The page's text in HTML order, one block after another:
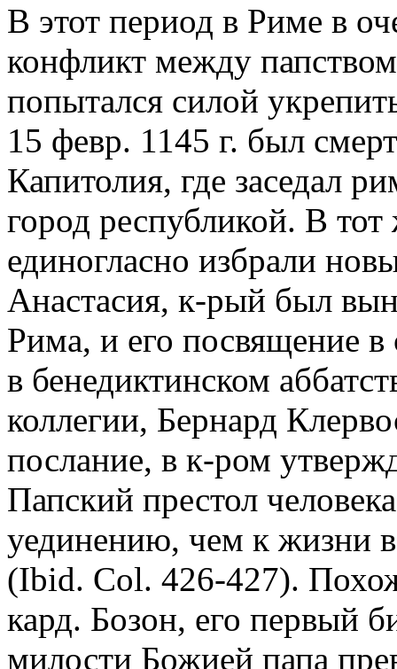
В этот период в Риме в
конфликт между
попытался силой
15 февр. 1145 г. был
Капитолия, где заседал
город республикой. В
единогласно избрали
Анастасия, к-рый был
Рима, и его посвящение в
в бенедиктинском
коллегии, Бернард
послание, в к-ром
Папский престол
уединению, чем к жизни
(Ibid. Col. 426-427).
кард. Бозон, его первый
милости Божией папа